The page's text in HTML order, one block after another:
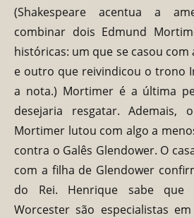
(Shakespeare acentua a
combinar dois Edmund
históricas: um que se casou
e outro que reivindicou o trono
a nota.) Mortimer é a última
desejaria resgatar. Ademais,
Mortimer lutou com algo a
contra o Galês Glendower. O
com a filha de Glendower
do Rei. Henrique sabe que
Worcester são especialistas